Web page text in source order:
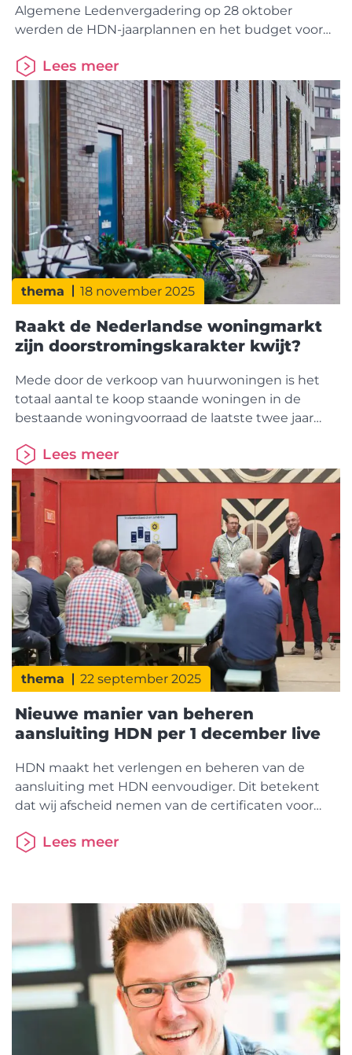
Algemene Ledenvergadering op 28 oktober
werden de HDN-jaarplannen en het budget voor
voor verdere digitalisering en samenwerking in de
keten. StakeholdersessieTijdens de HDN-
stakeholdersessie stond inspiratie uit het
buitenland centraal. Pia Tverin (CEO Nordea
Hypotek) en Mathilda Muhrbeck (Head of Product)
van
Lees meer
thema 18 november 2025
Raakt de Nederlandse woningmarkt
zijn doorstromingskarakter kwijt?
Mede door de verkoop van huurwoningen is het
totaal aantal te koop staande woningen in de
bestaande woningvoorraad de laatste twee jaar
appartementen en woningen in het minder dure
prijssegment. In de nieuwbouwproductie wordt
de laatste jaren eveneens een grotere nadruk
gelegd op het bouwen van appartementen en
Lees meer
thema 22 september 2025
Nieuwe manier van beheren
aansluiting HDN per 1 december live
HDN maakt het verlengen en beheren van de
aansluiting met HDN eenvoudiger. Dit betekent
dat wij afscheid nemen van de certificaten voor
verleng je straks jaarlijks je aansluiting op het HDN
Lees meer